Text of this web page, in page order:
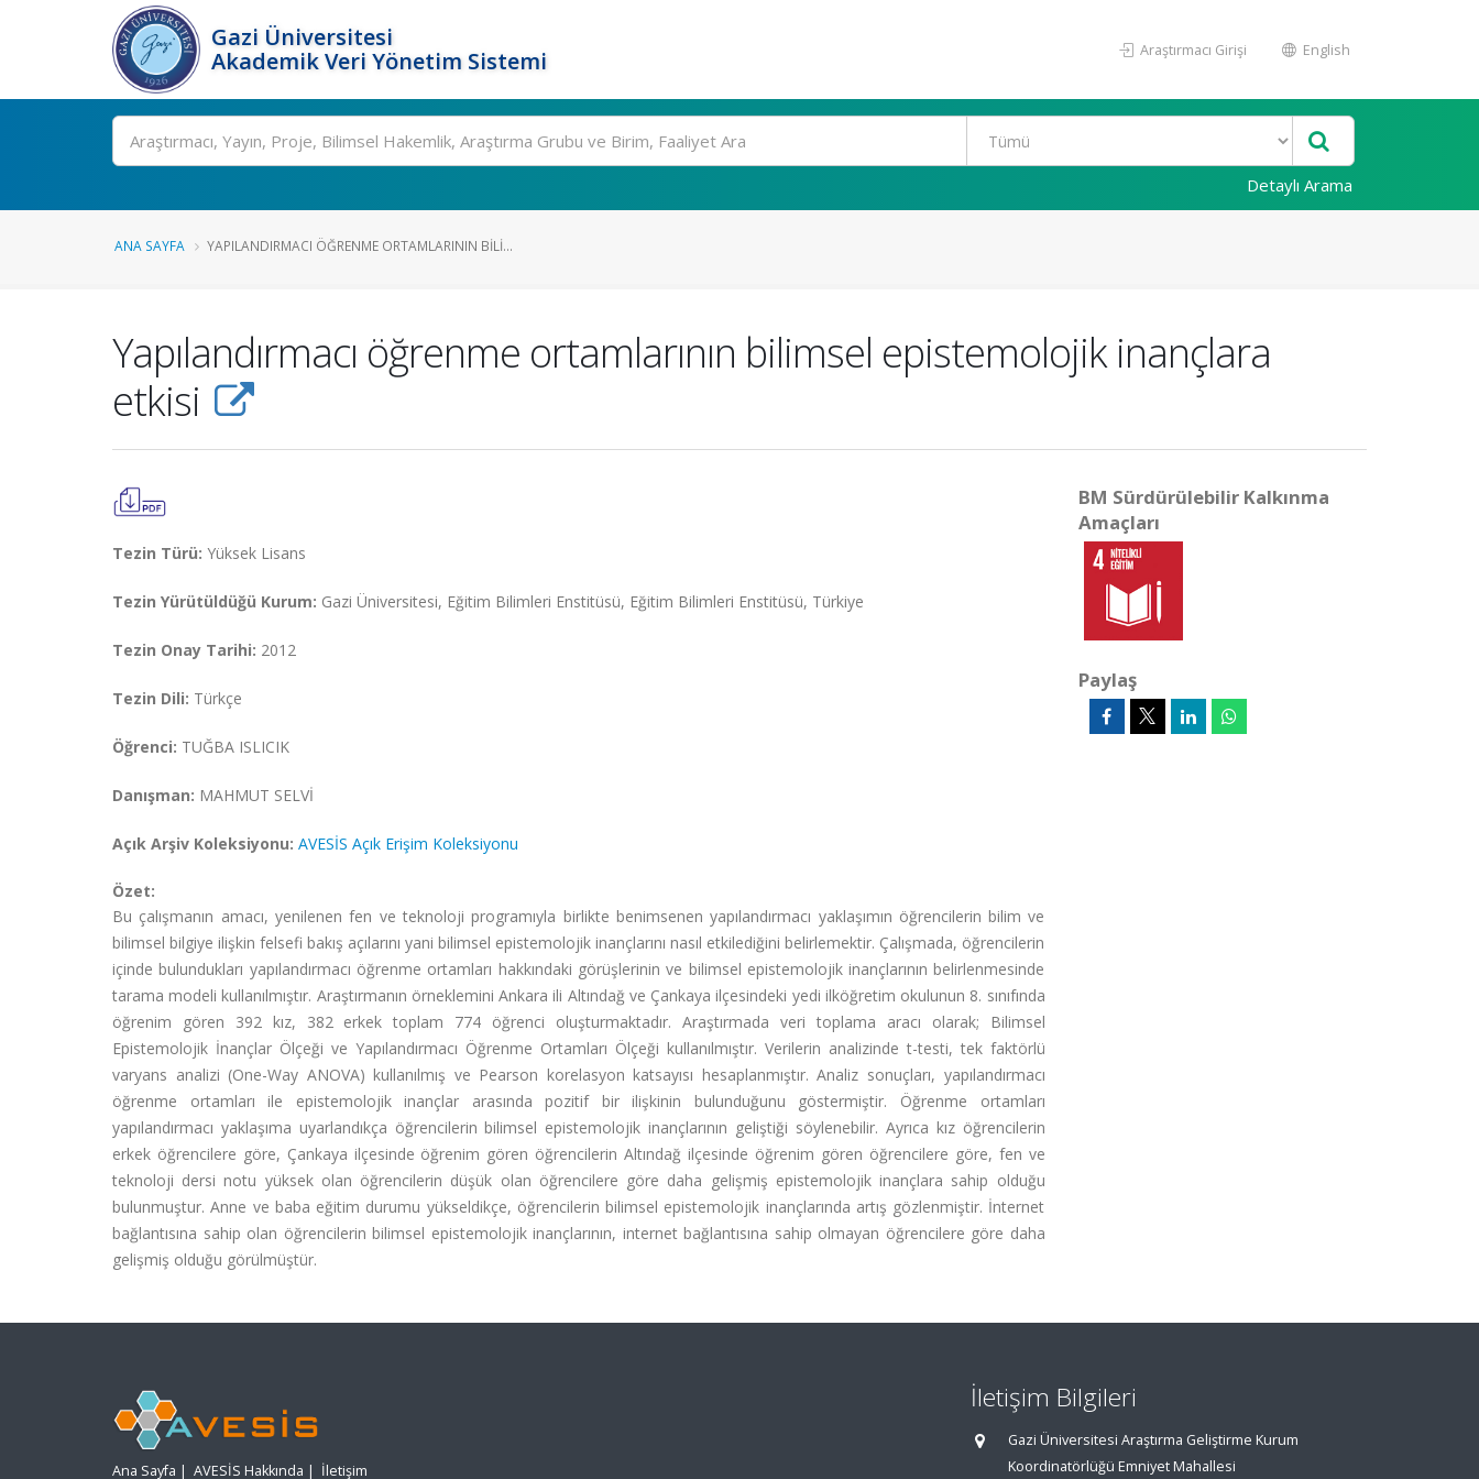
Gazi Üniversitesi
Akademik Veri Yönetim Sistemi
Araştırmacı Girişi English
Ara
Detaylı Arama
ANA SAYFA YAPILANDIRMACI ÖĞRENME ORTAMLARININ BILI...
Yapılandırmacı öğrenme ortamlarının bilimsel epistemolojik inançlara
etkisi
Tezin Türü: Yüksek Lisans
Tezin Yürütüldüğü Kurum: Gazi Üniversitesi, Eğitim Bilimleri Enstitüsü, Eğitim Bilimleri Enstitüsü, Türkiye
Tezin Onay Tarihi: 2012
Tezin Dili: Türkçe
Öğrenci: TUĞBA ISLICIK
Danışman: MAHMUT SELVİ
Açık Arşiv Koleksiyonu: AVESİS Açık Erişim Koleksiyonu
Özet:
Bu çalışmanın amacı, yenilenen fen ve teknoloji programıyla birlikte benimsenen yapılandırmacı yaklaşımın öğrencilerin bilim ve
bilimsel bilgiye ilişkin felsefi bakış açılarını yani bilimsel epistemolojik inançlarını nasıl etkilediğini belirlemektir. Çalışmada, öğrencilerin
içinde bulundukları yapılandırmacı öğrenme ortamları hakkındaki görüşlerinin ve bilimsel epistemolojik inançlarının belirlenmesinde
tarama modeli kullanılmıştır. Araştırmanın örneklemini Ankara ili Altındağ ve Çankaya ilçesindeki yedi ilköğretim okulunun 8. sınıfında
öğrenim gören 392 kız, 382 erkek toplam 774 öğrenci oluşturmaktadır. Araştırmada veri toplama aracı olarak; Bilimsel
Epistemolojik İnançlar Ölçeği ve Yapılandırmacı Öğrenme Ortamları Ölçeği kullanılmıştır. Verilerin analizinde t-testi, tek faktörlü
varyans analizi (One-Way ANOVA) kullanılmış ve Pearson korelasyon katsayısı hesaplanmıştır. Analiz sonuçları, yapılandırmacı
öğrenme ortamları ile epistemolojik inançlar arasında pozitif bir ilişkinin bulunduğunu göstermiştir. Öğrenme ortamları
yapılandırmacı yaklaşıma uyarlandıkça öğrencilerin bilimsel epistemolojik inançlarının geliştiği söylenebilir. Ayrıca kız öğrencilerin
erkek öğrencilere göre, Çankaya ilçesinde öğrenim gören öğrencilerin Altındağ ilçesinde öğrenim gören öğrencilere göre, fen ve
teknoloji dersi notu yüksek olan öğrencilerin düşük olan öğrencilere göre daha gelişmiş epistemolojik inançlara sahip olduğu
bulunmuştur. Anne ve baba eğitim durumu yükseldikçe, öğrencilerin bilimsel epistemolojik inançlarında artış gözlenmiştir. İnternet
bağlantısına sahip olan öğrencilerin bilimsel epistemolojik inançlarının, internet bağlantısına sahip olmayan öğrencilere göre daha
gelişmiş olduğu görülmüştür.
BM Sürdürülebilir Kalkınma
Amaçları
Paylaş
Ana Sayfa | AVESİS Hakkında | İletişim
İletişim Bilgileri
Gazi Üniversitesi Araştırma Geliştirme Kurum
Koordinatörlüğü Emniyet Mahallesi